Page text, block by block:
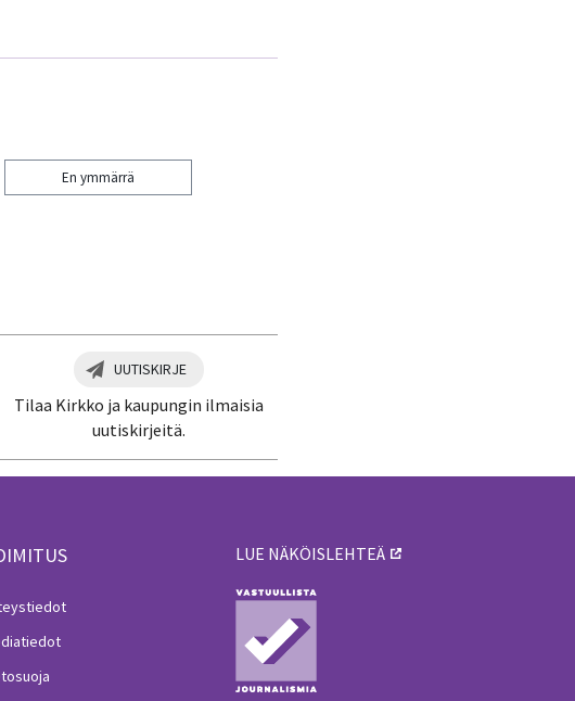
En ymmärrä
UUTISKIRJE
Tilaa Kirkko ja kaupungin ilmaisia
uutiskirjeitä.
LUE NÄKÖISLEHTEÄ